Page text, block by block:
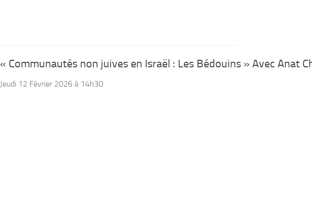
« Communautés non juives en Israël : Les Bédouins » Avec Anat
Jeudi 12 Février 2026 à 14h30